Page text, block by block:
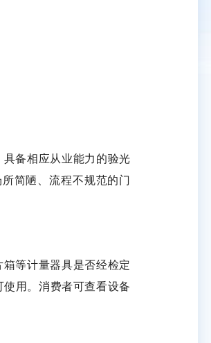
备相应从业能力的验光
简陋、流程不规范的门
等计量器具是否经检定
用。消费者可查看设备